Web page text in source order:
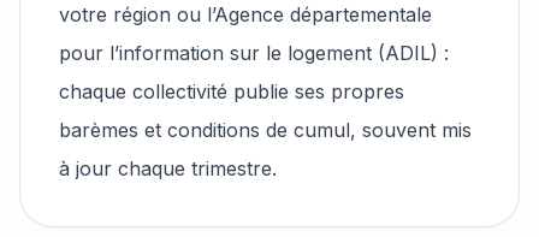
votre région ou l’Agence départementale
pour l’information sur le logement (ADIL) :
chaque collectivité publie ses propres
barèmes et conditions de cumul, souvent mis
à jour chaque trimestre.